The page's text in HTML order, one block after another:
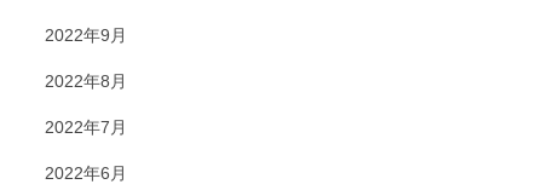
2022年9月
2022年8月
2022年7月
2022年6月